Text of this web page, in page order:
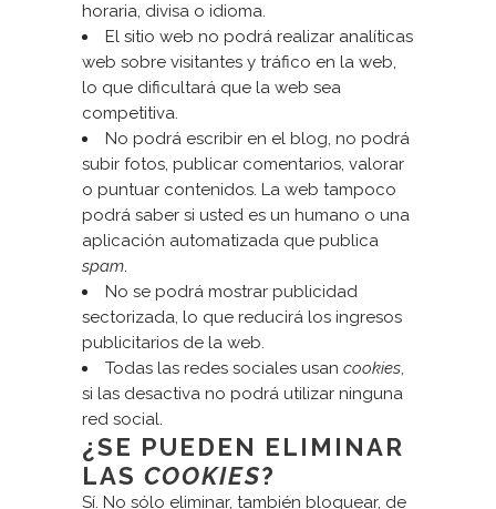
horaria, divisa o idioma.
El sitio web no podrá realizar analíticas
web sobre visitantes y tráfico en la web,
lo que dificultará que la web sea
competitiva.
No podrá escribir en el blog, no podrá
subir fotos, publicar comentarios, valorar
o puntuar contenidos. La web tampoco
podrá saber si usted es un humano o una
aplicación automatizada que publica
spam.
No se podrá mostrar publicidad
sectorizada, lo que reducirá los ingresos
publicitarios de la web.
Todas las redes sociales usan cookies,
si las desactiva no podrá utilizar ninguna
red social.
¿SE PUEDEN ELIMINAR
LAS COOKIES?
Sí. No sólo eliminar, también bloquear, de